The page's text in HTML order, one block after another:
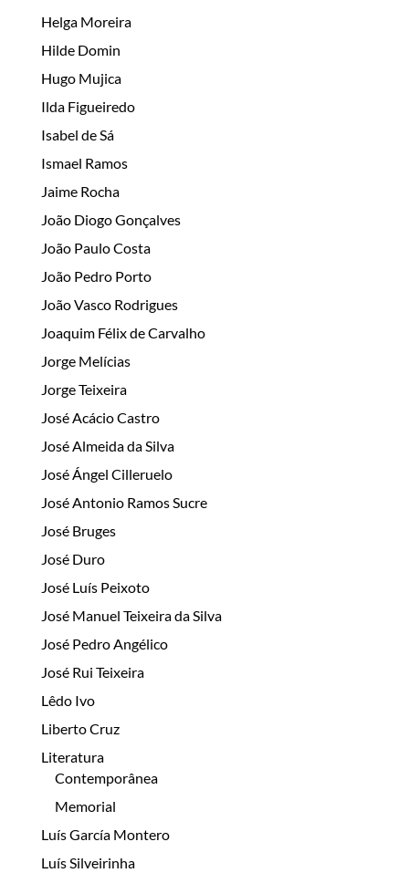
Helga Moreira
Hilde Domin
Hugo Mujica
Ilda Figueiredo
Isabel de Sá
Ismael Ramos
Jaime Rocha
João Diogo Gonçalves
João Paulo Costa
João Pedro Porto
João Vasco Rodrigues
Joaquim Félix de Carvalho
Jorge Melícias
Jorge Teixeira
José Acácio Castro
José Almeida da Silva
José Ángel Cilleruelo
José Antonio Ramos Sucre
José Bruges
José Duro
José Luís Peixoto
José Manuel Teixeira da Silva
José Pedro Angélico
José Rui Teixeira
Lêdo Ivo
Liberto Cruz
Literatura
Contemporânea
Memorial
Luís García Montero
Luís Silveirinha